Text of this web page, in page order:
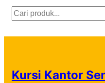
S
e
r
Kursi Kantor